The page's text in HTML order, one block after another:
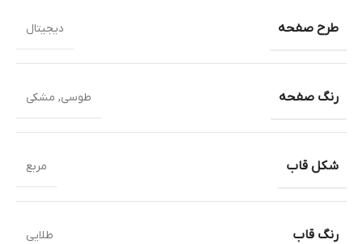
طرح صفحه دیجیتال
رنگ صفحه طوسی, مشکی
شکل قاب مربع
رنگ قاب طلایی